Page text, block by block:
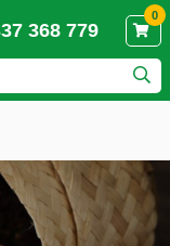
368 779
0